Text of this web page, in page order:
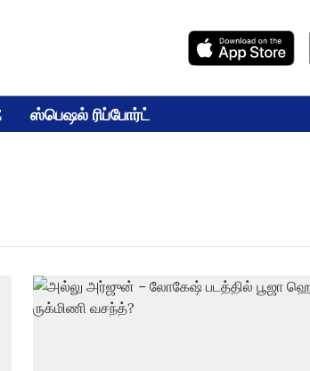
ஸ்பெஷல் ரிப்போர்ட்